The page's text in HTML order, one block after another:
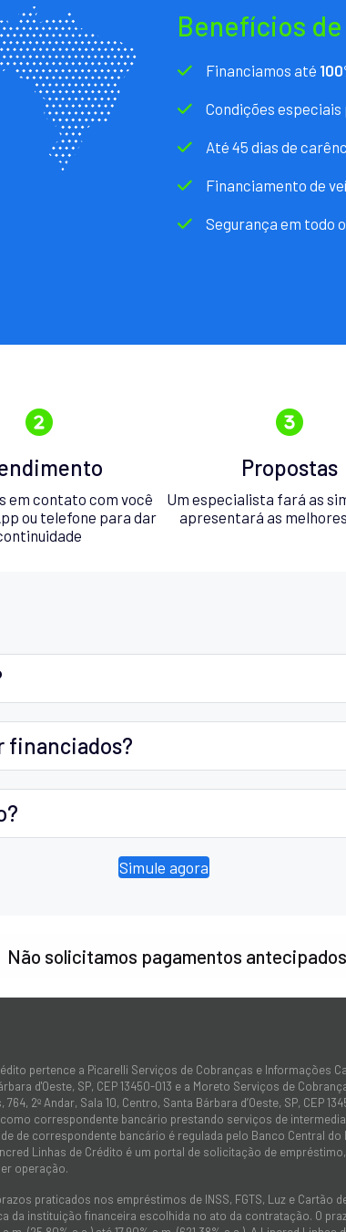
Benefícios
Financiamos até
Condições especiais
Até 45 dias de
Financiamento de
Segurança em todo
em contato com você
ou telefone para dar
Propostas
Um especialista fará as
apresentará as
financiados?
Simule agora
Não solicitamos pagamentos
pertence a Picarelli Serviços de Cobranças e Informações
d'Oeste, SP, CEP 13450-013 e a Moreto Serviços de
764, 2º Andar, Sala 10, Centro, Santa Bárbara d’Oeste, SP, CEP
correspondente bancário prestando serviços de
de correspondente bancário é regulada pelo Banco Central
Linhas de Crédito é um portal de solicitação de
operação.
praticados nos empréstimos de INSS, FGTS, Luz e Cartão
da instituição financeira escolhida no ato da contratação. O